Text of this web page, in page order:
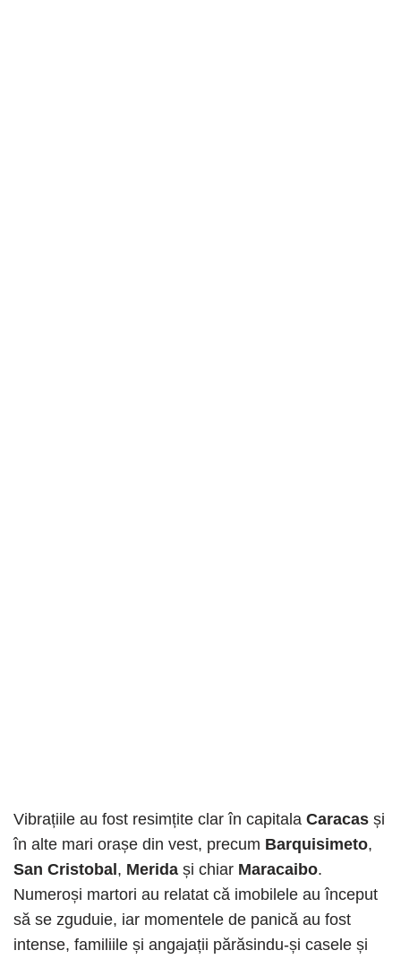
Vibrațiile au fost resimțite clar în capitala Caracas și
în alte mari orașe din vest, precum Barquisimeto,
San Cristobal, Merida și chiar Maracaibo.
Numeroși martori au relatat că imobilele au început
să se zguduie, iar momentele de panică au fost
intense, familiile și angajații părăsindu-și casele și